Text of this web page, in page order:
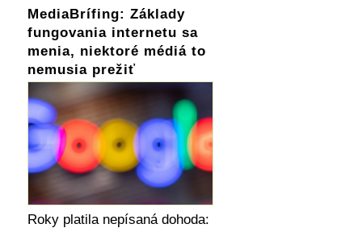
MediaBrífing: Základy
fungovania internetu sa
menia, niektoré médiá to
nemusia prežiť
Roky platila nepísaná dohoda: